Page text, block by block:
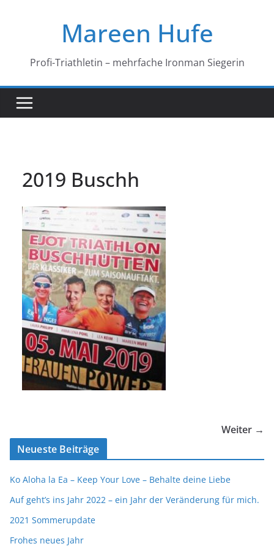
Mareen Hufe
Profi-Triathletin – mehrfache Ironman Siegerin
2019 Buschh
Weiter →
Neueste Beiträge
Ko Aloha la Ea – Keep Your Love – Behalte deine Liebe
Auf geht’s ins Jahr 2022 – ein Jahr der Veränderung für mich.
2021 Sommerupdate
Frohes neues Jahr